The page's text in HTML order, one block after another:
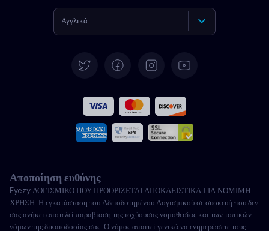
Αγγλικά
Γαλλικά
Ιταλικά
Πορτογαλικά
Türkçe
Αποποίηση ευθύνης
Eyezy ΛΟΓΙΣΜΙΚΟ ΠΟΥ ΠΡΟΟΡΙΖΕΤΑΙ ΑΠΟΚΛΕΙΣΤΙΚΑ ΓΙΑ ΝΟΜΙΜΗ
ΧΡΗΣΗ. Η εγκατάσταση του Αδειοδοτημένου Λογισμικού σε συσκευή που δεν
σας ανήκει αποτελεί παραβίαση της ισχύουσας νομοθεσίας και των τοπικών
νόμων της δικαιοδοσίας σας. Ο νόμος απαιτεί γενικά να ενημερώσετε τους